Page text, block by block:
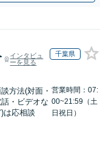
インタビュ
ーを見る
千葉県
方法(対面・
話・ビデオな
)は応相談
営業時間：07:
00~21:59（土
日祝日）